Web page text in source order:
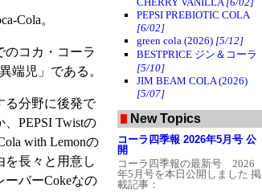
Cola。
のコカ・コーラ
端児」である。
る分野に後発で
PEPSI Twistの
with Lemonの
を長々と用意し
バーCokeなの
PEPSI PREBIOTIC COLA
[6/02]
green cola (2026) [5/12]
BESTPRICE ジン＆コーラ
[5/10]
JIM BEAM COLA (2026)
[5/07]
New Topics
コーラ四季報 2026年5月号 公
開
コーラ四季報の最新号 2026
年5月号を本日公開しました 掲
載記事：